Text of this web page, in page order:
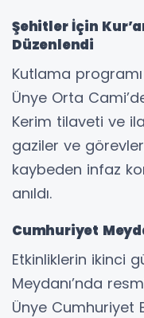
Şehitler İçin
Düzenlendi
Kutlama
Ünye Orta
Kerim tilaveti ve
gaziler ve
kaybeden infaz
anıldı.
Cumhuriyet
Etkinliklerin ikinci
Meydanı’nda
Ünye Cumhuriyet